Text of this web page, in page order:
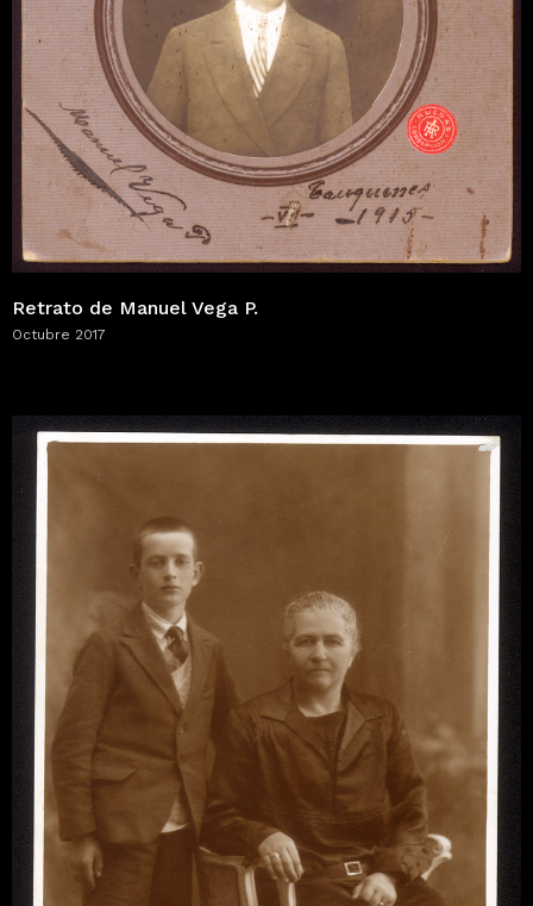
Retrato de Manuel Vega P.
Octubre 2017